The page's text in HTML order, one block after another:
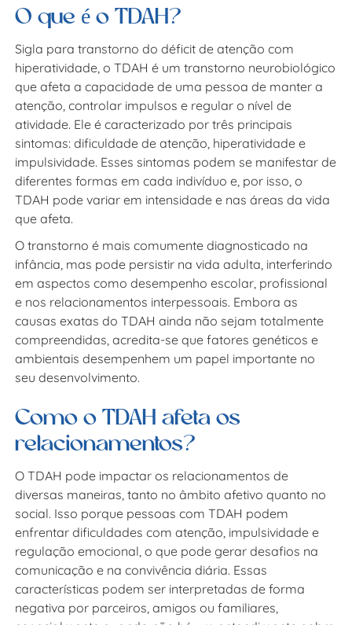
O que é o TDAH?
Sigla para transtorno do déficit de atenção com
hiperatividade, o TDAH é um transtorno neurobiológico
que afeta a capacidade de uma pessoa de manter a
atenção, controlar impulsos e regular o nível de
atividade. Ele é caracterizado por três principais
sintomas: dificuldade de atenção, hiperatividade e
impulsividade. Esses sintomas podem se manifestar de
diferentes formas em cada indivíduo e, por isso, o
TDAH pode variar em intensidade e nas áreas da vida
que afeta.
O transtorno é mais comumente diagnosticado na
infância, mas pode persistir na vida adulta, interferindo
em aspectos como desempenho escolar, profissional
e nos relacionamentos interpessoais. Embora as
causas exatas do TDAH ainda não sejam totalmente
compreendidas, acredita-se que fatores genéticos e
ambientais desempenhem um papel importante no
seu desenvolvimento.
Como o TDAH afeta os
relacionamentos?
O TDAH pode impactar os relacionamentos de
diversas maneiras, tanto no âmbito afetivo quanto no
social. Isso porque pessoas com TDAH podem
enfrentar dificuldades com atenção, impulsividade e
regulação emocional, o que pode gerar desafios na
comunicação e na convivência diária. Essas
características podem ser interpretadas de forma
negativa por parceiros, amigos ou familiares,